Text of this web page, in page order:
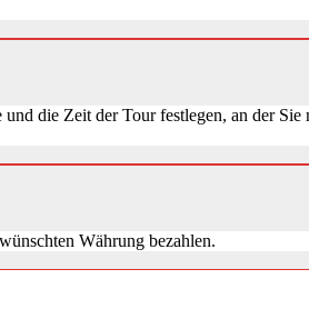
die Zeit der Tour festlegen, an der
Währung bezahlen.